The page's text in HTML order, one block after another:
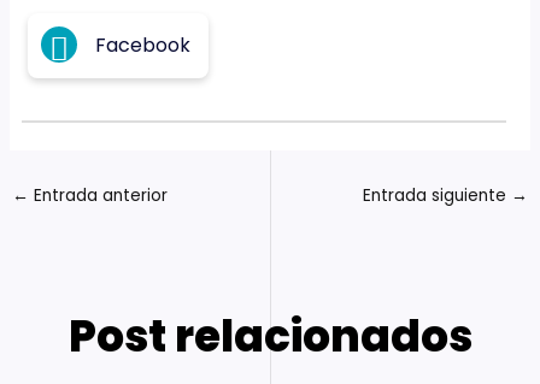
Facebook
← Entrada anterior Entrada siguiente →
Post relacionados